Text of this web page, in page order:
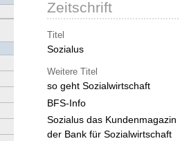
Zeitschrift
Titel
Sozialus
Weitere Titel
so geht Sozialwirtschaft
BFS-Info
Sozialus das Kundenmagazin
der Bank für Sozialwirtschaft